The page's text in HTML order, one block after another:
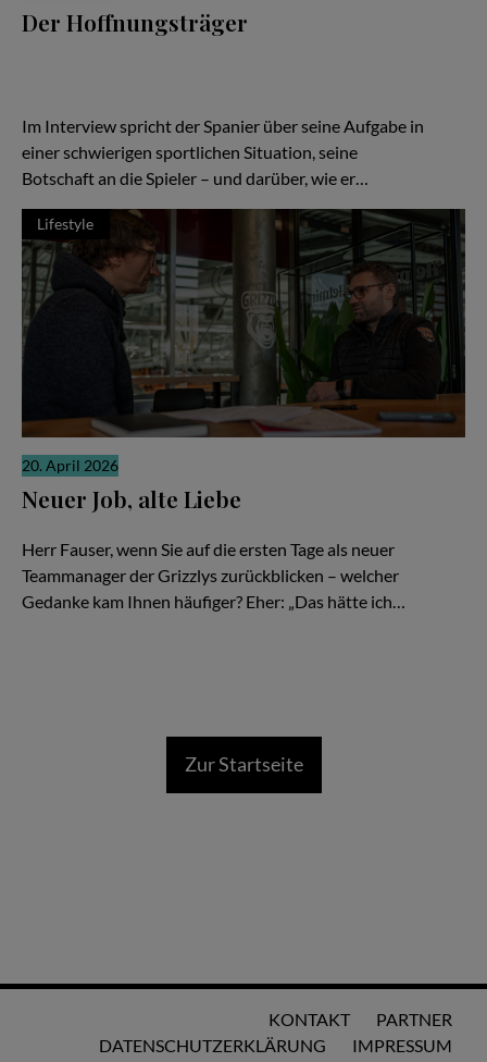
Der Hoffnungsträger
Im Interview spricht der Spanier über seine Aufgabe in
einer schwierigen sportlichen Situation, seine
Botschaft an die Spieler – und darüber, wie er…
Lifestyle
20. April 2026
Neuer Job, alte Liebe
Herr Fauser, wenn Sie auf die ersten Tage als neuer
Teammanager der Grizzlys zurückblicken – welcher
Gedanke kam Ihnen häufiger? Eher: „Das hätte ich…
Zur Startseite
KONTAKT
PARTNER
DATENSCHUTZERKLÄRUNG
IMPRESSUM